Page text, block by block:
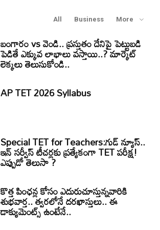
All Business More
బంగారం vs వెండి.. ప్రస్తుతం దేనిపై పెట్టుబడి
పెడితే ఎక్కువ లాభాలు వస్తాయి..? మార్కెట్
లెక్కలు తెలుసుకోండి..
AP TET 2026 Syllabus
Special TET for Teachers:గుడ్ న్యూస్..
ఇన్ సర్వీస్ టీచర్లకు ప్రత్యేకంగా TET పరీక్ష!
ఎప్పుడో తెలుసా ?
కొత్త పింఛన్ల కోసం ఎదురుచూస్తున్నవారికి
శుభవార్త.. త్వరలోనే దరఖాస్తులు.. ఈ
డాక్యుమెంట్స్ ఉంటేనే..